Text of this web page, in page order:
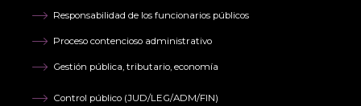
Responsabilidad de los funcionarios públicos
Proceso contencioso administrativo
Gestión pública, tributario, economía
Control público (JUD/LEG/ADM/FIN)